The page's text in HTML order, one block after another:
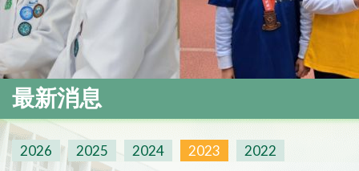
最新消息
2026 2025 2024 2023 2022